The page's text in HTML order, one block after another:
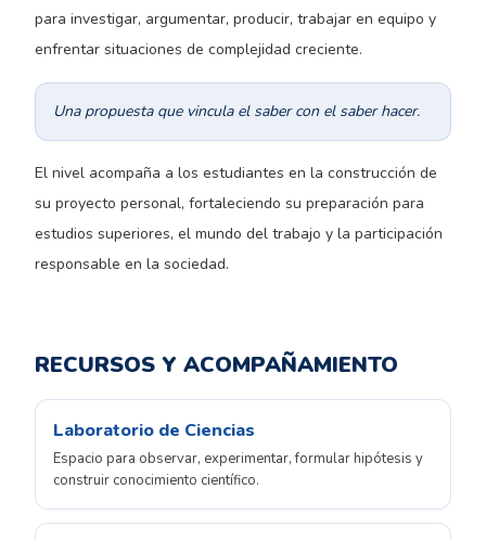
para investigar, argumentar, producir, trabajar en equipo y
enfrentar situaciones de complejidad creciente.
Una propuesta que vincula el saber con el saber hacer.
El nivel acompaña a los estudiantes en la construcción de
su proyecto personal, fortaleciendo su preparación para
estudios superiores, el mundo del trabajo y la participación
responsable en la sociedad.
RECURSOS Y ACOMPAÑAMIENTO
Laboratorio de Ciencias
Espacio para observar, experimentar, formular hipótesis y
construir conocimiento científico.